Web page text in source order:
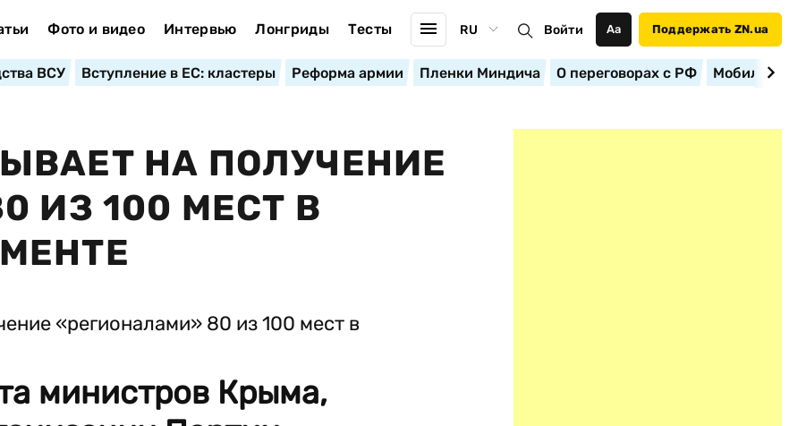
Фото и видео Интервью Лонгриды Тесты RU Войти Аа Поддержать ZN.ua
ВСУ Вступление в ЕС: кластеры Реформа армии Пленки Миндича О переговорах с РФ
НА ПОЛУЧЕНИЕ
ИЗ 100 МЕСТ В
министров Крыма,